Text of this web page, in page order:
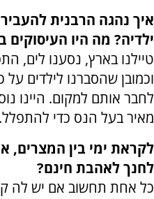
איך נהגה הרבנית
ילדיה? מה היו העיסוקים
טיילנו בארץ, נסענו לים,
וכמובן שהסברנו לילדים על
לחבר אותם למקום. היינו
מאיר בעל הנס כדי להתפלל.
לקראת ימי בין המצרים,
לחנך לאהבת חינם?
כל אחת תחשוב אם יש לה